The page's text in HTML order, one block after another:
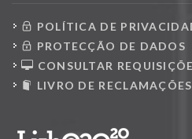
POLÍTICA DE
PROTECÇÃO DE DADOS
CONSULTAR
LIVRO DE